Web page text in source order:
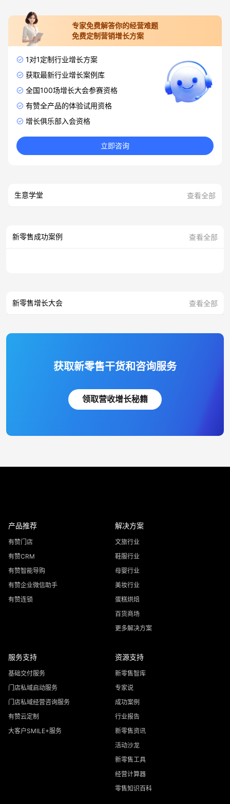
专家免费解答你的经营难题
免费定制营销增长方案
1对1定制行业增长方案
获取最新行业增长案例库
全国100场增长大会参赛资格
有赞全产品的体验试用资格
增长俱乐部入会资格
立即咨询
生意学堂 查看全部
新零售成功案例 查看全部
新零售增长大会 查看全部
获取新零售干货和咨询服务
领取营收增长秘籍
产品推荐
有赞门店
有赞CRM
有赞智能导购
有赞企业微信助手
有赞连锁
解决方案
文旅行业
鞋服行业
母婴行业
美妆行业
蛋糕烘焙
百货商场
更多解决方案
服务支持
基础交付服务
门店私域启动服务
门店私域经营咨询服务
有赞云定制
大客户SMILE+服务
资源支持
新零售智库
专家说
成功案例
行业报告
新零售资讯
活动沙龙
新零售工具
经营计算器
零售知识百科